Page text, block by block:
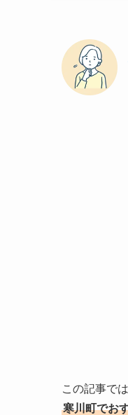
この記事で
寒川町でお